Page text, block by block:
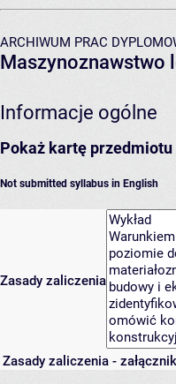
ARCHIWUM PRAC
Maszynoznawstwo
Informacje ogólne
Pokaż kartę przedmiotu
Not submitted syllabus in English
Zasady zaliczenia
Zasady zaliczenia - załącznik